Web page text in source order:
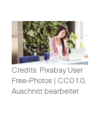
Credits: Pixabay User
Free-Photos | CC0 1.0,
Auschnitt bearbeitet